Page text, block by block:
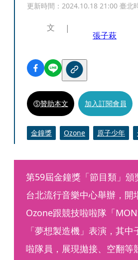
更新時間： 2024.10.18 21:00 臺北
文
張子萩
贊助本文 加入訂閱會員
金鐘獎 Ozone 原子少年
第59屆金鐘獎「節目類」
台北流行音樂中心舉辦，開
Ozone跟競技啦啦隊「
「夢想製造機」表演，其
啦隊員，展現拋接、空翻等